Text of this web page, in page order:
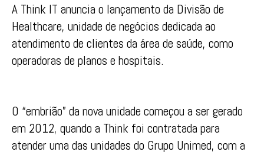
A Think IT anuncia o lançamento da Divisão de
Healthcare, unidade de negócios dedicada ao
atendimento de clientes da área de saúde, como
operadoras de planos e hospitais.
O “embrião” da nova unidade começou a ser gerado
em 2012, quando a Think foi contratada para
atender uma das unidades do Grupo Unimed, com a